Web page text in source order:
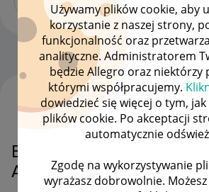
Używamy plików cookie, aby
korzystanie z naszej strony,
funkcjonalność oraz
analityczne. Administratorem
będzie Allegro oraz niektórzy
którymi współpracujemy.
dowiedzieć się więcej o tym,
plików cookie. Po akceptacji
automatycznie
Zgodę na wykorzystywanie
wyrażasz dobrowolnie.
Dyskusje kupujących
Bezkarny i bezczelny
Allegro?
WSZYSTKIE